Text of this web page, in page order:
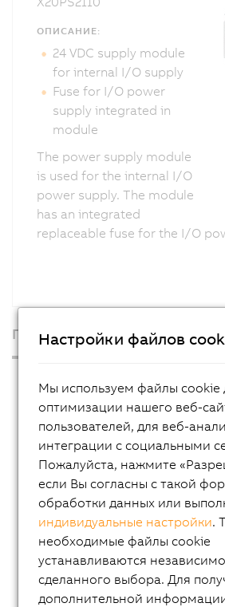
ОПИСАНИЕ:
24 VDC supply module
for internal I/O supply
Fuse for I/O power
supply integrated in
module
The power supply module
is used for the internal I/O
power supply. The module
has an integrated
replaceable fuse for the I/O
Продукция
Операторские интерфейсы
Системы управления
Системы ввода/вывода
Серия X20
Система X20 с защитным
Серия X67
Система XV
Интегрированное машинное
Настройки файлов
Мы используем файлы cookie
оптимизации нашего веб-
пользователей, для веб-
интеграции с социальными
Пожалуйста, нажмите
если Вы согласны с такой
обработки данных или
индивидуальные настройки.
необходимые файлы cookie
устанавливаются
сделанного выбора. Для
дополнительной